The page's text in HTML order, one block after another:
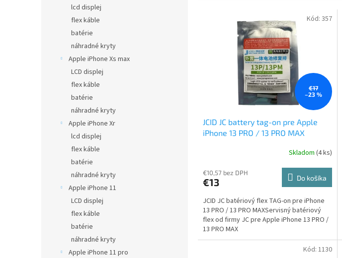
lcd displej
flex káble
batérie
náhradné kryty
Apple iPhone Xs max
LCD displej
flex káble
batérie
náhradné kryty
Apple iPhone Xr
lcd displej
flex káble
batérie
náhradné kryty
Apple iPhone 11
LCD displej
flex káble
batérie
náhradné kryty
Apple iPhone 11 pro
€17
–23 %
JCID JC battery tag-on pre Apple
iPhone 13 PRO / 13 PRO MAX
Skladom (4 ks)
€10,57 bez DPH
€13 Do košíka
JCID JC batériový flex TAG-on pre iPhone
13 PRO / 13 PRO MAXServisný batériový
flex od firmy JC pre Apple iPhone 13 PRO /
13 PRO MAX
Kód: 357
Kód: 1130